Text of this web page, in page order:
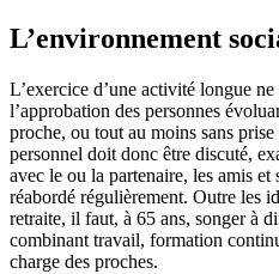
L’environnement
L’exercice d’une activité longue
l’approbation des personnes
proche, ou tout au moins sans
personnel doit donc être discuté,
avec le ou la partenaire, les amis
réabordé régulièrement. Outre les
retraite, il faut, à 65 ans, songer à
combinant travail, formation
charge des proches.